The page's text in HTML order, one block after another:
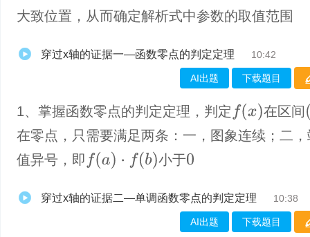
大致位置，从而确定解析式中参数的取值范围
穿过x轴的证据一—函数零点的判定定理 10:42
AI出题 下载题目
1、掌握函数零点的判定定理，判定 (x) 在区间 (
在零点，只需要满足两条：一，图象连续；二
值异号，即 (a)·f(b 小于0
穿过x轴的证据二—单调函数零点的判定定理 10:38
AI出题 下载题目